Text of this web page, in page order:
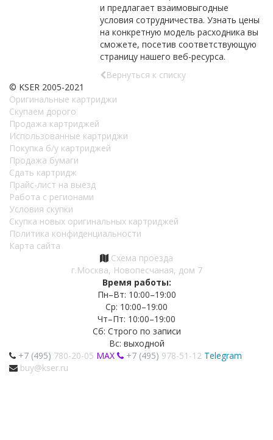
и предлагает взаимовыгодные
условия сотрудничества. Узнать цены
на конкретную модель расходника вы
сможете, посетив соответствующую
страницу нашего веб-ресурса.
Вернуться к списку
© KSER 2005-2021
Оригинальные картриджи
Скупаем дорого
Продажа картриджей
Использованные картриджи
Покупка б/у картриджей
Продажа бумаги
Сдать картридж
Прайс-лист на выезд
Работа с регионами
Условия скупки
Скупка новых оригинальных картриджей
Политика конфиденциальности
Карта сайта
Схема проезда
г.Москва, Новопесчаная, дом 7
Время работы:
Пн–Вт: 10:00–19:00
Ср: 10:00–19:00
Чт–Пт: 10:00–19:00
Сб: Строго по записи
Вс: выходной
+7 (495) 780-20-05 MAX +7 (495) 978-51-12 Telegram
buy@kser.ru